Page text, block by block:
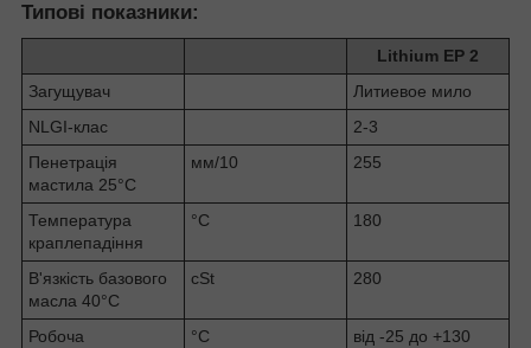
Типові показники:
Lithium EP 2
Загущувач
Литиевое мило
NLGI-клас
2-3
Пенетрація
мастила 25°C
мм/10 255
Температура
краплепадіння
°C 180
В'язкість базового
масла 40°C
cSt 280
Робоча
°C від -25 до +130